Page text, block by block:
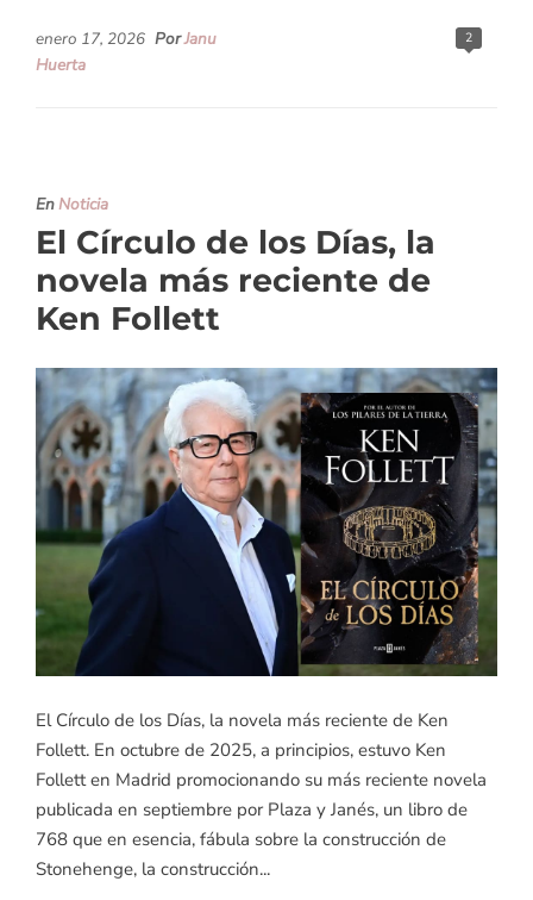
2
enero 17, 2026 PorJanu
Huerta
EnNoticia
El Círculo de los Días, la
novela más reciente de
Ken Follett
El Círculo de los Días, la novela más reciente de Ken
Follett. En octubre de 2025, a principios, estuvo Ken
Follett en Madrid promocionando su más reciente novela
publicada en septiembre por Plaza y Janés, un libro de
768 que en esencia, fábula sobre la construcción de
Stonehenge, la construcción...